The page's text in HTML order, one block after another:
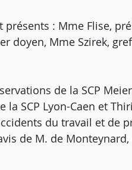
présents : Mme Flise,
doyen, Mme Szirek,
de la SCP
SCP Lyon-Caen et
du travail et de
de M. de Monteynard,